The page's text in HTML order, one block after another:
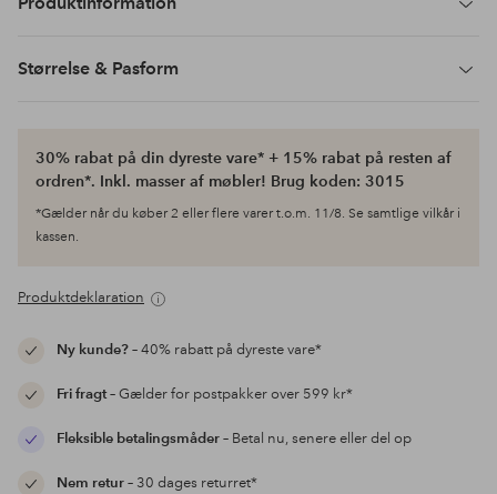
Størrelse & Pasform
30% rabat på din dyreste vare* + 15% rabat på resten af
ordren*. Inkl. masser af møbler! Brug koden: 3015
*Gælder når du køber 2 eller flere varer t.o.m. 11/8. Se samtlige vilkår i
kassen.
Produktdeklaration
Ny kunde?– 40% rabatt på dyreste vare*
Fri fragt– Gælder for postpakker over 599 kr*
Fleksible betalingsmåder– Betal nu, senere eller del op
Nem retur– 30 dages returret*